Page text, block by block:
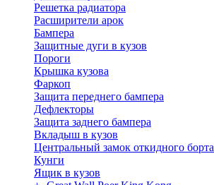
Решетка радиатора
Расширители арок
Бампера
Защитные дуги в кузов
Пороги
Крышка кузова
Фаркоп
Защита переднего бампера
Дефлекторы
Защита заднего бампера
Вкладыш в кузов
Центральный замок откидного борта
Кунги
Ящик в кузов